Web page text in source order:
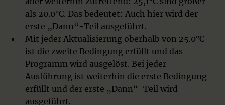
als 20.0°C. Das bedeutet: Auch hier wird der
erste „Dann“-Teil ausgeführt.
Mit jeder Aktualisierung oberhalb von 25.0°C
ist die zweite Bedingung erfüllt und das
Programm wird ausgelöst. Bei jeder
Ausführung ist weiterhin die erste Bedingung
erfüllt und der erste „Dann“-Teil wird
ausgeführt.